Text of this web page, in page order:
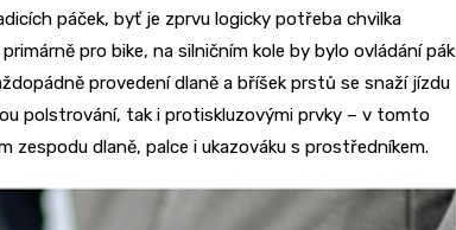
páček, byť je zprvu logicky potřeba chvilka
pro bike, na silničním kole by bylo ovládání pák
provedení dlaně a bříšek prstů se snaží jízdu
polstrování, tak i protiskluzovými prvky – v tomto
dlaně, palce i ukazováku s prostředníkem.